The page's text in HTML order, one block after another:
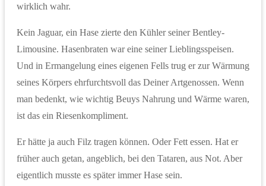
wirklich wahr.
Kein Jaguar, ein Hase zierte den Kühler seiner Bentley-
Limousine. Hasenbraten war eine seiner Lieblingsspeisen.
Und in Ermangelung eines eigenen Fells trug er zur Wärmung
seines Körpers ehrfurchtsvoll das Deiner Artgenossen. Wenn
man bedenkt, wie wichtig Beuys Nahrung und Wärme waren,
ist das ein Riesenkompliment.
Er hätte ja auch Filz tragen können. Oder Fett essen. Hat er
früher auch getan, angeblich, bei den Tataren, aus Not. Aber
eigentlich musste es später immer Hase sein.